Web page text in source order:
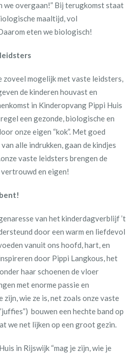
we overgaan!” Bij terugkomst staat
maaltijd, vol
eten we biologisch!
zoveel mogelijk met vaste leidsters,
de kinderen houvast en
in Kinderopvang Pippi Huis
een gezonde, biologische en
onze eigen “kok”. Met goed
alle indrukken, gaan de kindjes
vaste leidsters brengen de
vertrouwd en eigen!
van het kinderdagverblijf ’t
door een warm en liefdevol
vanuit ons hoofd, hart, en
door Pippi Langkous, het
haar schoenen de vloer
met enorme passie en
wie ze is, net zoals onze vaste
bouwen een hechte band op
we net lijken op een groot gezin.
in Rijswijk “mag je zijn, wie je